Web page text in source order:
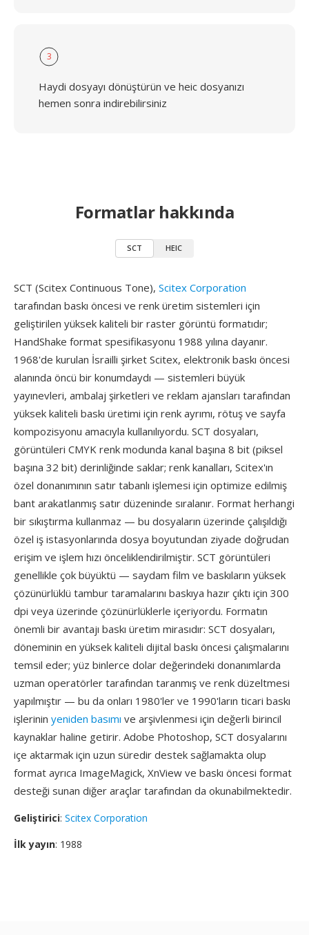
3
Haydi dosyayı dönüştürün ve heic dosyanızı
hemen sonra indirebilirsiniz
Formatlar hakkında
SCT HEIC
SCT (Scitex Continuous Tone), Scitex Corporation
tarafından baskı öncesi ve renk üretim sistemleri için
geliştirilen yüksek kaliteli bir raster görüntü formatıdır;
HandShake format spesifikasyonu 1988 yılına dayanır.
1968'de kurulan İsrailli şirket Scitex, elektronik baskı öncesi
alanında öncü bir konumdaydı — sistemleri büyük
yayınevleri, ambalaj şirketleri ve reklam ajansları tarafından
yüksek kaliteli baskı üretimi için renk ayrımı, rötuş ve sayfa
kompozisyonu amacıyla kullanılıyordu. SCT dosyaları,
görüntüleri CMYK renk modunda kanal başına 8 bit (piksel
başına 32 bit) derinliğinde saklar; renk kanalları, Scitex'ın
özel donanımının satır tabanlı işlemesi için optimize edilmiş
bant arakatlanmış satır düzeninde sıralanır. Format herhangi
bir sıkıştırma kullanmaz — bu dosyaların üzerinde çalışıldığı
özel iş istasyonlarında dosya boyutundan ziyade doğrudan
erişim ve işlem hızı önceliklendirilmiştir. SCT görüntüleri
genellikle çok büyüktü — saydam film ve baskıların yüksek
çözünürlüklü tambur taramalarını baskıya hazır çıktı için 300
dpi veya üzerinde çözünürlüklerle içeriyordu. Formatın
önemli bir avantajı baskı üretim mirasıdır: SCT dosyaları,
döneminin en yüksek kaliteli dijital baskı öncesi çalışmalarını
temsil eder; yüz binlerce dolar değerindeki donanımlarda
uzman operatörler tarafından taranmış ve renk düzeltmesi
yapılmıştır — bu da onları 1980'ler ve 1990'ların ticari baskı
işlerinin yeniden basımı ve arşivlenmesi için değerli birincil
kaynaklar haline getirir. Adobe Photoshop, SCT dosyalarını
içe aktarmak için uzun süredir destek sağlamakta olup
format ayrıca ImageMagick, XnView ve baskı öncesi format
desteği sunan diğer araçlar tarafından da okunabilmektedir.
Geliştirici: Scitex Corporation
İlk yayın: 1988